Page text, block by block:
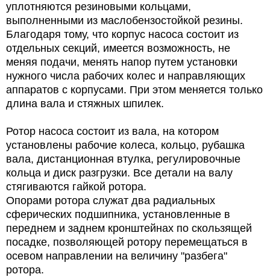
уплотняются резиновыми кольцами,
выполненными из маслобензостойкой резины.
Благодаря тому, что корпус насоса состоит из
отдельных секций, имеется возможность, не
меняя подачи, менять напор путем установки
нужного числа рабочих колес и направляющих
аппаратов с корпусами. При этом меняется только
длина вала и стяжных шпилек.
Ротор насоса состоит из вала, на котором
установлены рабочие колеса, кольцо, рубашка
вала, дистанционная втулка, регулировочные
кольца и диск разгрузки. Все детали на валу
стягиваются гайкой ротора.
Опорами ротора служат два радиальных
сферических подшипника, установленные в
переднем и заднем кронштейнах по скользящей
посадке, позволяющей ротору перемещаться в
осевом направлении на величину "разбега"
ротора.